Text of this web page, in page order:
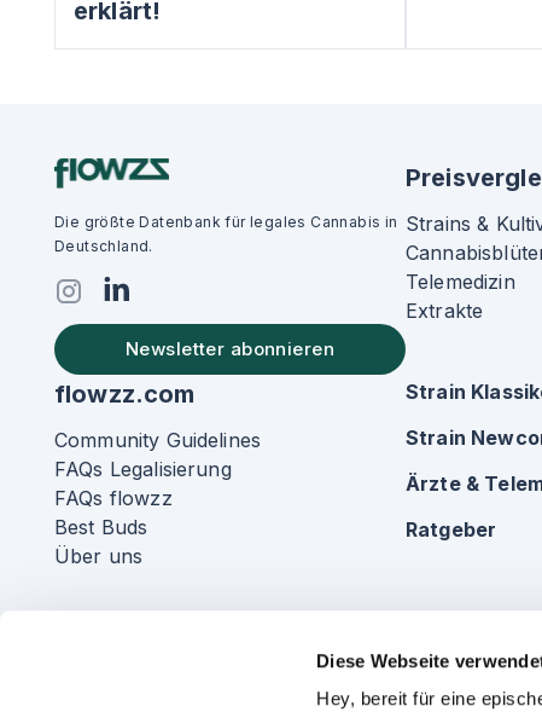
Diese Webseite
Hey, bereit für eine
erklärt!
Die größte Datenbank für legales Cannabis in
Deutschland.
Newsletter abonnieren
Strains &
Telemedizin
Extrakte
flowzz.com
Community Guidelines
FAQs Legalisierung
FAQs flowzz
Best Buds
Über uns
Strain
Strain
Ärzte &
Ratgeber